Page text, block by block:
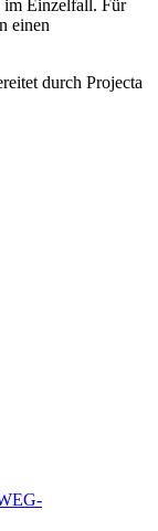
im Einzelfall. Für
einen
durch Projecta